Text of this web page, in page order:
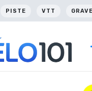
PISTE VTT